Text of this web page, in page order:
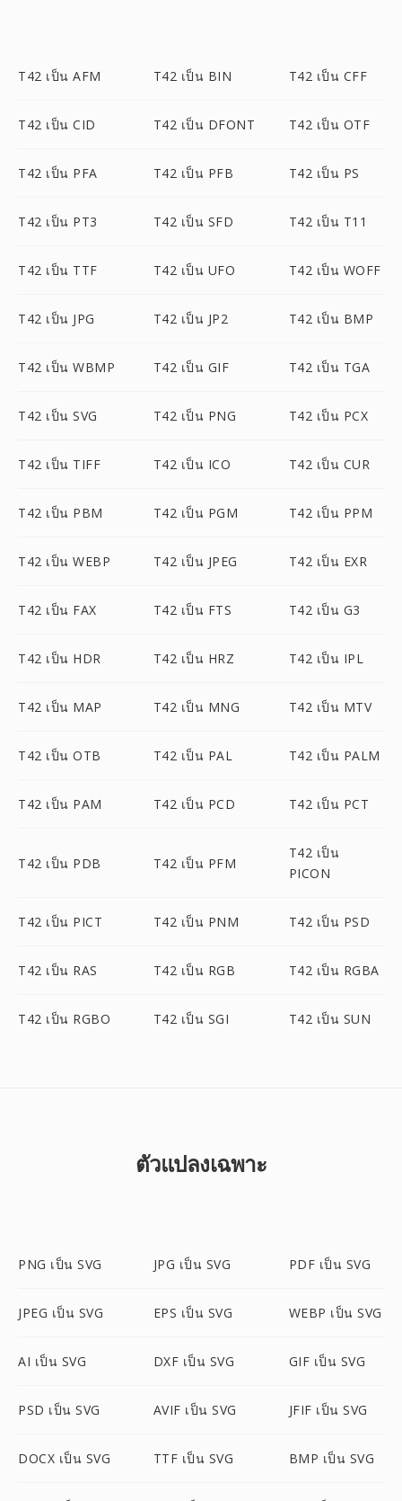
T42 เป็น AFM T42 เป็น BIN T42 เป็น CFF
T42 เป็น CID T42 เป็น DFONT T42 เป็น OTF
T42 เป็น PFA T42 เป็น PFB T42 เป็น PS
T42 เป็น PT3 T42 เป็น SFD T42 เป็น T11
T42 เป็น TTF T42 เป็น UFO T42 เป็น WOFF
T42 เป็น JPG T42 เป็น JP2 T42 เป็น BMP
T42 เป็น WBMP T42 เป็น GIF T42 เป็น TGA
T42 เป็น SVG T42 เป็น PNG T42 เป็น PCX
T42 เป็น TIFF T42 เป็น ICO T42 เป็น CUR
T42 เป็น PBM T42 เป็น PGM T42 เป็น PPM
T42 เป็น WEBP T42 เป็น JPEG T42 เป็น EXR
T42 เป็น FAX T42 เป็น FTS T42 เป็น G3
T42 เป็น HDR T42 เป็น HRZ T42 เป็น IPL
T42 เป็น MAP T42 เป็น MNG T42 เป็น MTV
T42 เป็น OTB T42 เป็น PAL T42 เป็น PALM
T42 เป็น PAM T42 เป็น PCD T42 เป็น PCT
T42 เป็น PDB T42 เป็น PFM
T42 เป็น
PICON
T42 เป็น PICT T42 เป็น PNM T42 เป็น PSD
T42 เป็น RAS T42 เป็น RGB T42 เป็น RGBA
T42 เป็น RGBO T42 เป็น SGI T42 เป็น SUN
ตัวแปลงเฉพาะ
PNG เป็น SVG JPG เป็น SVG PDF เป็น SVG
JPEG เป็น SVG EPS เป็น SVG WEBP เป็น SVG
AI เป็น SVG DXF เป็น SVG GIF เป็น SVG
PSD เป็น SVG AVIF เป็น SVG JFIF เป็น SVG
DOCX เป็น SVG TTF เป็น SVG BMP เป็น SVG